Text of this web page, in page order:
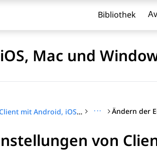
Bibliothek
Mac und
Avaya Workplace-Client mit Android, iOS, Mac und Windows verwenden ···
von